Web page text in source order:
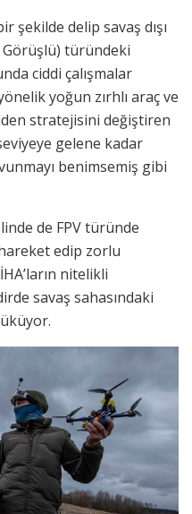
şekilde delip savaş dışı
Görüşlü) türündeki
ciddi çalışmalar
yoğun zırhlı araç ve
stratejisini değiştiren
gelene kadar
benimsemiş gibi
de FPV türünde
hareket edip zorlu
nitelikli
savaş sahasındaki